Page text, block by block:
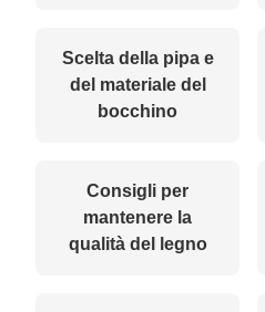
Scelta della pipa e
del materiale del
bocchino
Consigli per
mantenere la
qualità del legno